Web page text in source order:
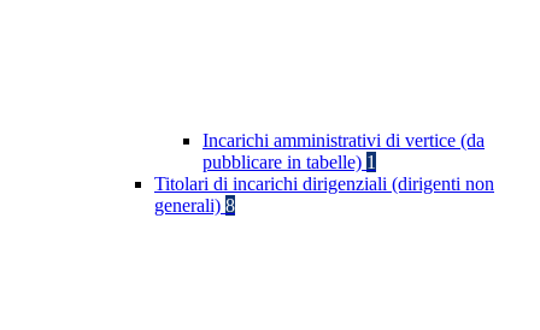
Incarichi amministrativi di vertice (da
pubblicare in tabelle) 1
Titolari di incarichi dirigenziali (dirigenti non
generali) 8